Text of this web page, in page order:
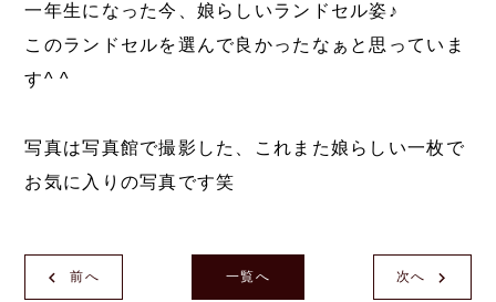
一年生になった今、娘らしいランドセル姿♪
このランドセルを選んで良かったなぁと思っていま
す^ ^
写真は写真館で撮影した、これまた娘らしい一枚で
お気に入りの写真です笑
前へ 次へ
一覧へ